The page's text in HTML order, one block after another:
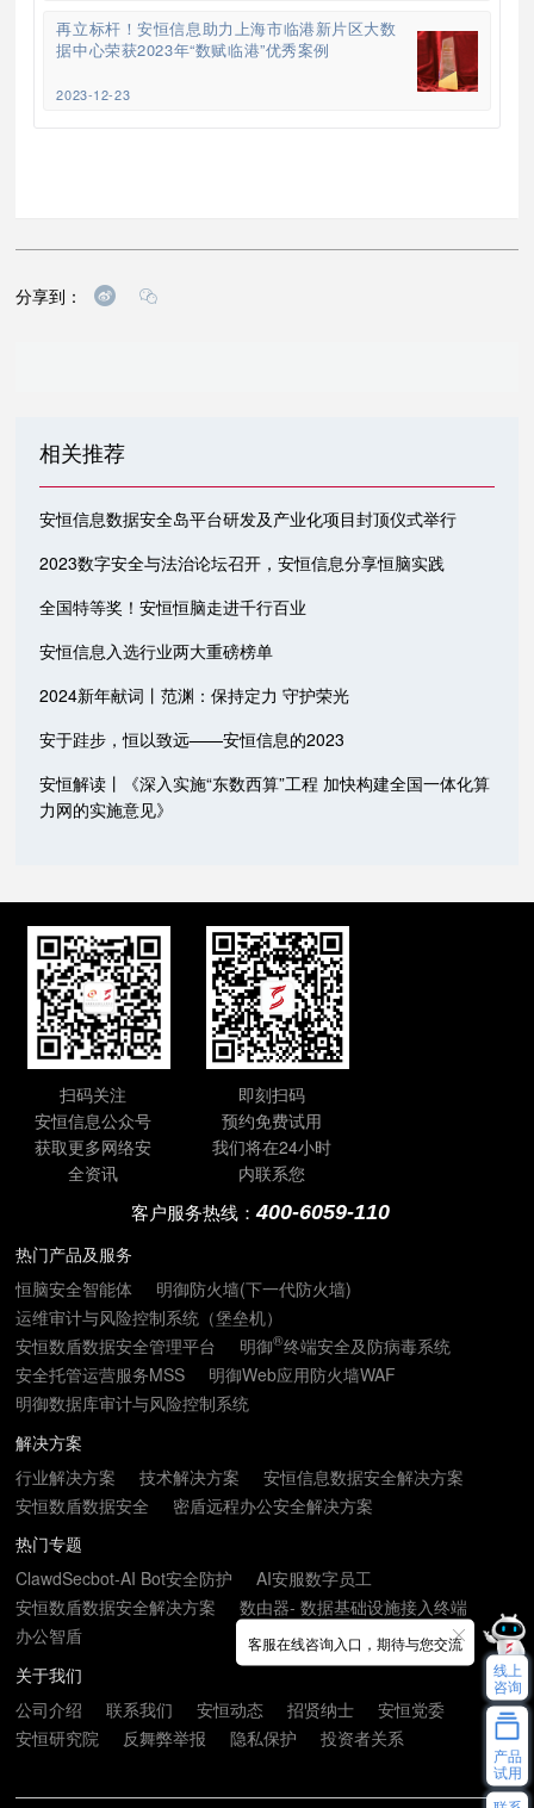
再立标杆！安恒信息助力上海市临港新片区大数
据中心荣获2023年“数赋临港”优秀案例
2023-12-23
分享到：
相关推荐
安恒信息数据安全岛平台研发及产业化项目封顶仪式举行
2023数字安全与法治论坛召开，安恒信息分享恒脑实践
全国特等奖！安恒恒脑走进千行百业
安恒信息入选行业两大重磅榜单
2024新年献词丨范渊：保持定力 守护荣光
安于跬步，恒以致远——安恒信息的2023
安恒解读丨《深入实施“东数西算”工程 加快构建全国一体化算
力网的实施意见》
扫码关注
安恒信息公众号
获取更多网络安
全资讯
即刻扫码
预约免费试用
我们将在24小时
内联系您
客户服务热线：400-6059-110
热门产品及服务
恒脑安全智能体
明御防火墙(下一代防火墙)
运维审计与风险控制系统（堡垒机）
安恒数盾数据安全管理平台
明御®终端安全及防病毒系统
安全托管运营服务MSS
明御Web应用防火墙WAF
明御数据库审计与风险控制系统
解决方案
行业解决方案
技术解决方案
安恒信息数据安全解决方案
安恒数盾数据安全
密盾远程办公安全解决方案
热门专题
ClawdSecbot-AI Bot安全防护
AI安服数字员工
安恒数盾数据安全解决方案
数由器- 数据基础设施接入终端
办公智盾
关于我们
公司介绍
联系我们 安恒动态 招贤纳士
安恒党委
安恒研究院
反舞弊举报 隐私保护 投资者关系
客服在线咨询入口，期待与您交流
线上
咨询
产品
试用